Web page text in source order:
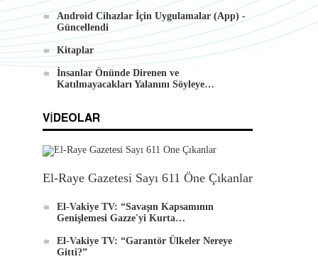
Android Cihazlar İçin Uygulamalar (App) -
Güncellendi
Kitaplar
İnsanlar Önünde Direnen ve
Katılmayacakları Yalanını Söyleye…
VIDEOLAR
El-Raye Gazetesi Sayı 611 Öne Çıkanlar
El-Vakiye TV: “Savaşın Kapsamının
Genişlemesi Gazze'yi Kurta…
El-Vakiye TV: “Garantör Ülkeler Nereye
Gitti?”